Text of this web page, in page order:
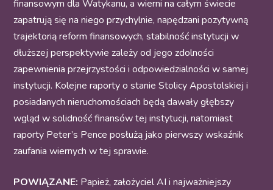
finansowym dla Watykanu, a wierni na całym świecie
zapatrują się na niego przychylnie, napędzani pozytywną
trajektorią reform finansowych, stabilność instytucji w
dłuższej perspektywie zależy od jego zdolności
zapewnienia przejrzystości i odpowiedzialności w samej
instytucji. Kolejne raporty o stanie Stolicy Apostolskiej i
posiadanych nieruchomościach będą dawały głębszy
wgląd w solidność finansów tej instytucji, natomiast
raporty Peter’s Pence posłużą jako pierwszy wskaźnik
zaufania wiernych w tej sprawie.
POWIĄZANE: Papież, założyciel AI i najważniejszy